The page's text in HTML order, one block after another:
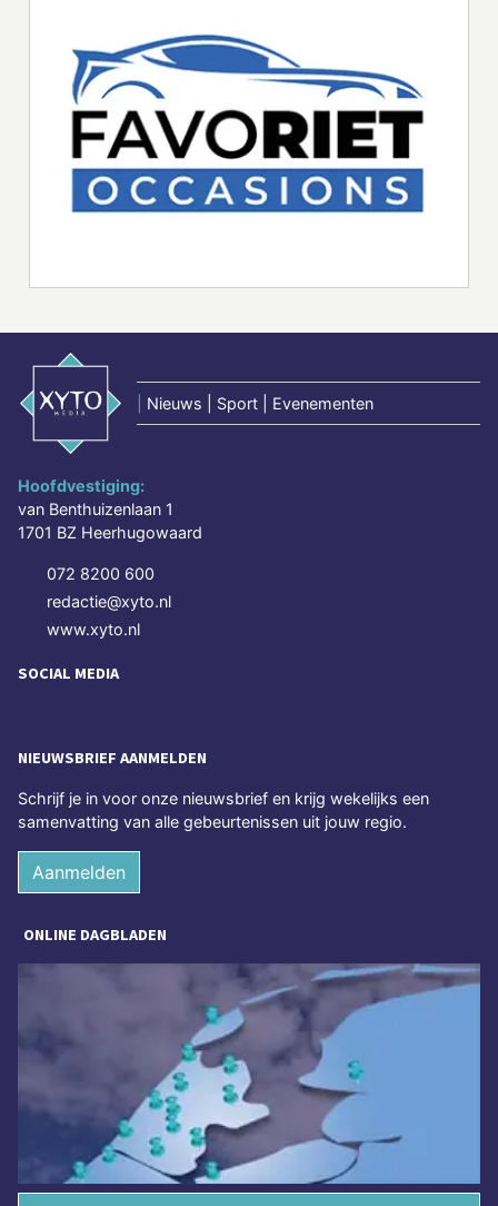
Nieuws | Sport | Evenementen
Hoofdvestiging:
van Benthuizenlaan 1
1701 BZ Heerhugowaard
072 8200 600
redactie@xyto.nl
www.xyto.nl
SOCIAL MEDIA
NIEUWSBRIEF AANMELDEN
Schrijf je in voor onze nieuwsbrief en krijg wekelijks een
samenvatting van alle gebeurtenissen uit jouw regio.
Aanmelden
ONLINE DAGBLADEN